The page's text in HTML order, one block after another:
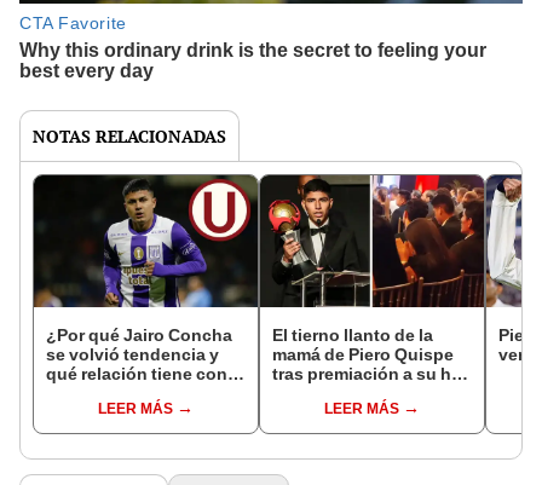
NOTAS RELACIONADAS
¿Por qué Jairo Concha
se volvió tendencia y
qué relación tiene con
LEER MÁS
El tierno llanto de la
mamá de Piero Quispe
tras premiación a su hijo
LEER MÁS